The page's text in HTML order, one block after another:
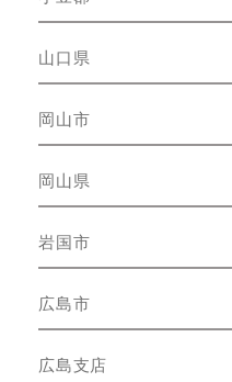
山口県
岡山市
岡山県
岩国市
広島市
広島支店